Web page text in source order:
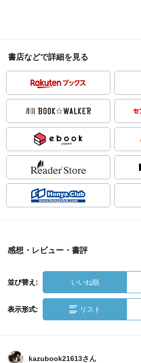
書店などで詳細を見る
感想・レビュー・書評
並び替え: いいね順
表示形式: リスト
kazubook21613さん